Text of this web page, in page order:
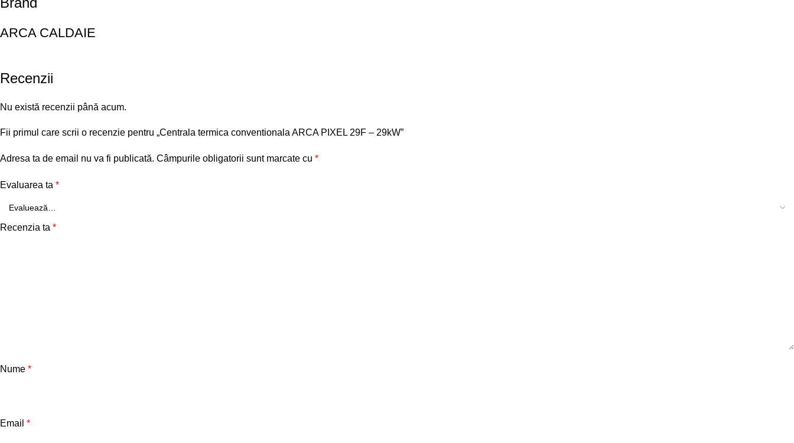
ARCA CALDAIE
Recenzii
Nu există recenzii până acum.
Fii primul care scrii o recenzie pentru „Centrala termica conventionala ARCA PIXEL 29F – 29kW”
Adresa ta de email nu va fi publicată. Câmpurile obligatorii sunt marcate cu *
Evaluarea ta *
Recenzia ta *
Nume *
Email *